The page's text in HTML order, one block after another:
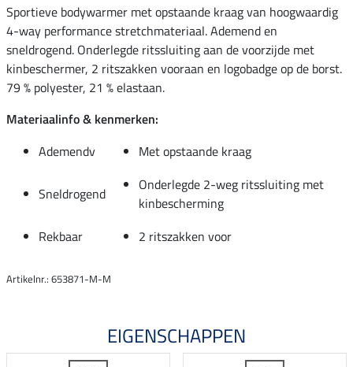
Sportieve bodywarmer met opstaande kraag van hoogwaardig
4-way performance stretchmateriaal. Ademend en
sneldrogend. Onderlegde ritssluiting aan de voorzijde met
kinbeschermer, 2 ritszakken vooraan en logobadge op de borst.
79 % polyester, 21 % elastaan.
Materiaalinfo & kenmerken:
Ademendv
Met opstaande kraag
Sneldrogend
Onderlegde 2-weg ritssluiting met
kinbescherming
Rekbaar
2 ritszakken voor
Artikelnr.: 653871-M-M
EIGENSCHAPPEN